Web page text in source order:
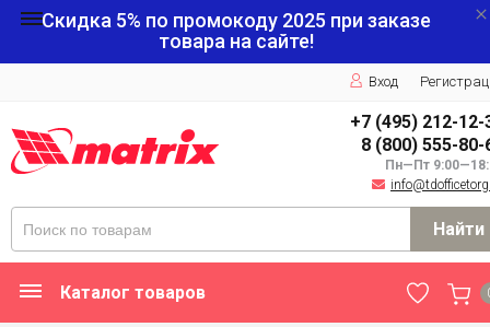
Скидка 5% по промокоду 2025 при заказе
товара на сайте!
Вход
+7 (495) 212-12-
8 (800) 555-80-
Пн—Пт
Найти
Каталог товаров